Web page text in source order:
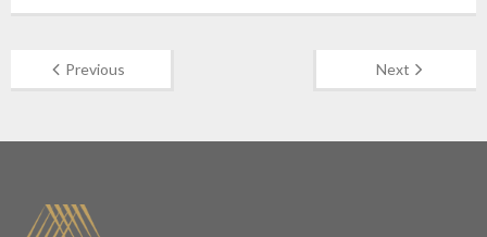
Previous Next